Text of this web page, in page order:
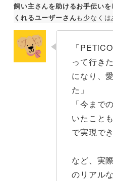
飼い主さんを助けるお手伝い
くれるユーザーさんも少なくは
「
って行き
になり、
た」
「今まで
いたこと
で実現で
など、実
のリアル